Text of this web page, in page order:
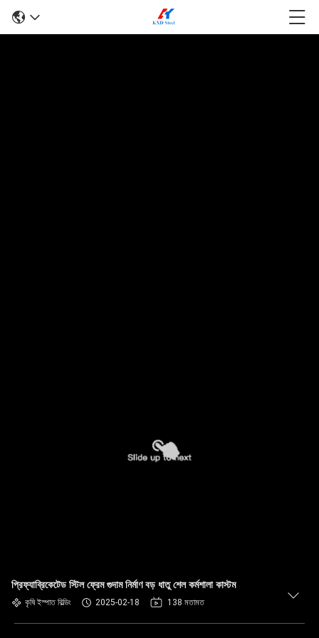
প্রিফ্যাব্রিকেটেড স্টিল ফ্রেম গুদাম নির্মাণ বড় ধাতু শেল কর্মশালা কাস্টম
কৃষি ইস্পাত বিল্ডিং 2025-02-18 138 মতামত